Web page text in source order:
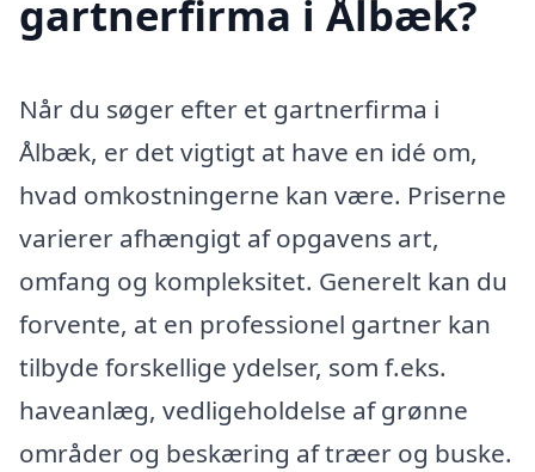
gartnerfirma i Ålbæk?
Når du søger efter et gartnerfirma i
Ålbæk, er det vigtigt at have en idé om,
hvad omkostningerne kan være. Priserne
varierer afhængigt af opgavens art,
omfang og kompleksitet. Generelt kan du
forvente, at en professionel gartner kan
tilbyde forskellige ydelser, som f.eks.
haveanlæg, vedligeholdelse af grønne
områder og beskæring af træer og buske.